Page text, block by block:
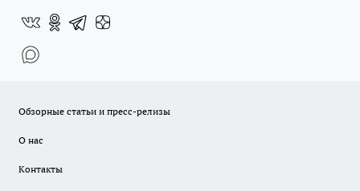
Обзорные статьи и пресс-релизы
О нас
Контакты